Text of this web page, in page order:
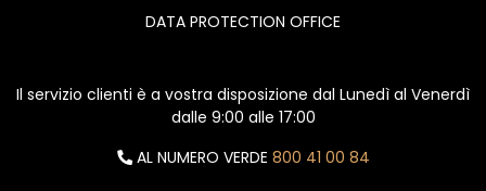
DATA PROTECTION OFFICE
Il servizio clienti è a vostra disposizione dal Lunedì al Venerdì
dalle 9:00 alle 17:00
AL NUMERO VERDE 800 41 00 84